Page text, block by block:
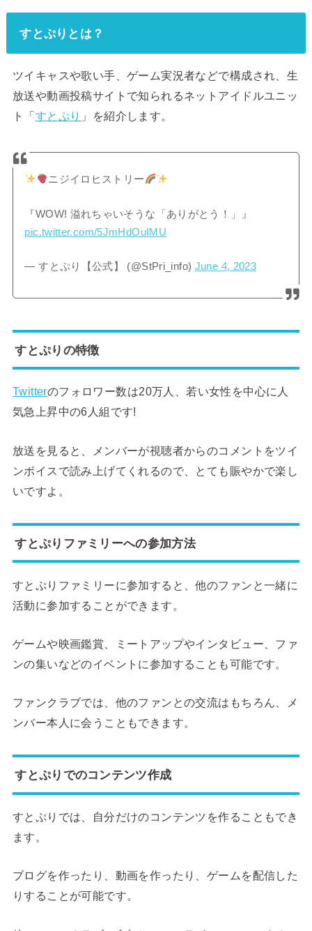
すとぷりとは？
ツイキャスや歌い手、ゲーム実況者などで構成され、生
放送や動画投稿サイトで知られるネットアイドルユニッ
ト「すとぷり 」を紹介します。
ニジイロヒストリー
『WOW! 溢れちゃいそうな「ありがとう！」』
pic.twitter.com/5JmHdOuIMU
— すとぷり【公式】 (@StPri_info) June 4, 2023
すとぷりの特徴
Twitterのフォロワー数は20万人、若い女性を中心に人
気急上昇中の6人組です!
放送を見ると、メンバーが視聴者からのコメントをツイ
ンボイスで読み上げてくれるので、とても賑やかで楽し
いですよ。
すとぷりファミリーへの参加方法
すとぷりファミリーに参加すると、他のファンと一緒に
活動に参加することができます。
ゲームや映画鑑賞、ミートアップやインタビュー、ファ
ンの集いなどのイベントに参加することも可能です。
ファンクラブでは、他のファンとの交流はもちろん、メ
ンバー本人に会うこともできます。
すとぷりでのコンテンツ作成
すとぷりでは、自分だけのコンテンツを作ることもでき
ます。
ブログを作ったり、動画を作ったり、ゲームを配信した
りすることが可能です。